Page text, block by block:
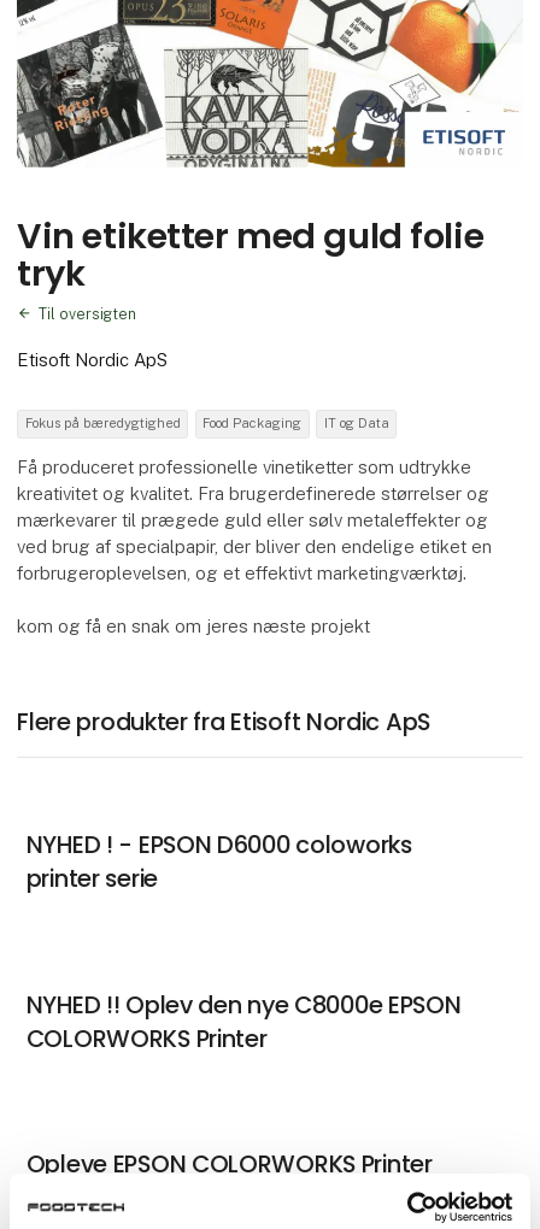
Vin etiketter med guld folie
tryk
Til oversigten
Etisoft Nordic ApS
Fokus på bæredygtighed Food Packaging IT og Data
Få produceret professionelle vinetiketter som udtrykke
kreativitet og kvalitet. Fra brugerdefinerede størrelser og
mærkevarer til prægede guld eller sølv metaleffekter og
ved brug af ​​specialpapir, der bliver den endelige etiket en
forbrugeroplevelsen, og et effektivt marketingværktøj.
kom og få en snak om jeres næste projekt
Flere produkter fra Etisoft Nordic ApS
NYHED ! - EPSON D6000 coloworks
printer serie
NYHED !! Oplev den nye C8000e EPSON
COLORWORKS Printer
Opleve EPSON COLORWORKS Printer
serie